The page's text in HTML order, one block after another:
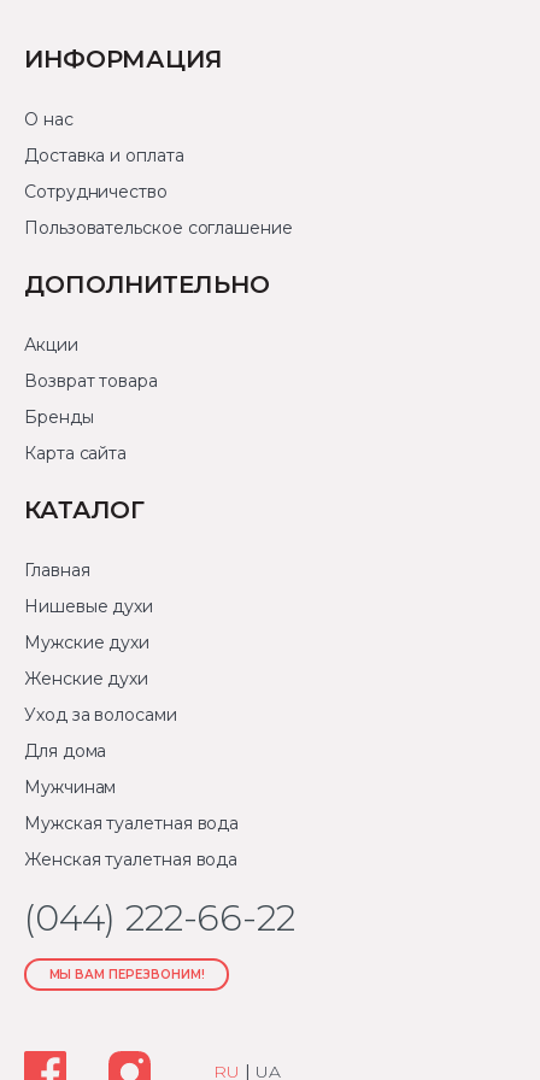
ИНФОРМАЦИЯ
О нас
Доставка и оплата
Сотрудничество
Пользовательское соглашение
ДОПОЛНИТЕЛЬНО
Акции
Возврат товара
Бренды
Карта сайта
КАТАЛОГ
Главная
Нишевые духи
Мужские духи
Женские духи
Уход за волосами
Для дома
Мужчинам
Мужская туалетная вода
Женская туалетная вода
(044) 222-66-22
МЫ ВАМ ПЕРЕЗВОНИМ!
RU | UA